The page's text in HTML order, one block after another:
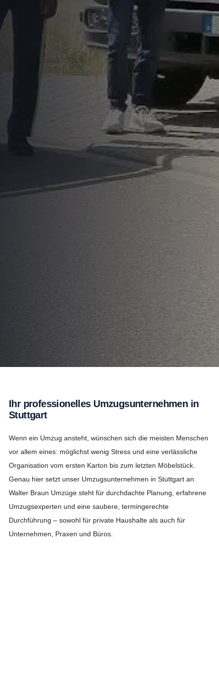
Ihr professionelles Umzugsunternehmen in
Stuttgart
Wenn ein Umzug ansteht, wünschen sich die meisten Menschen
vor allem eines: möglichst wenig Stress und eine verlässliche
Organisation vom ersten Karton bis zum letzten Möbelstück.
Genau hier setzt unser Umzugsunternehmen in Stuttgart an.
Walter Braun Umzüge steht für durchdachte Planung, erfahrene
Umzugsexperten und eine saubere, termingerechte
Durchführung – sowohl für private Haushalte als auch für
Unternehmen, Praxen und Büros.